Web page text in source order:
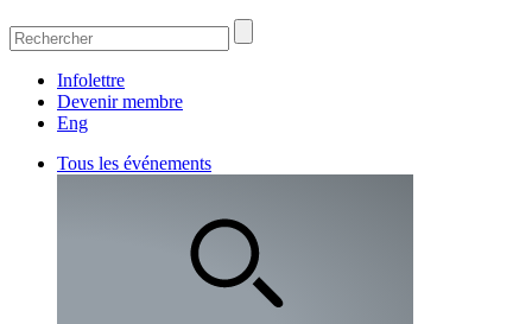
Infolettre
Devenir membre
Eng
Tous les événements